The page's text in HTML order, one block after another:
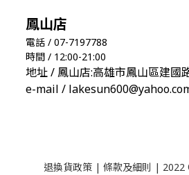
鳳山店
電話 / 07-7197788
時間 / 12:00-21:00
地址 / 鳳山店:高雄市鳳山區建國
e-mail /
退換貨政策 | 條款及細則 | 2022